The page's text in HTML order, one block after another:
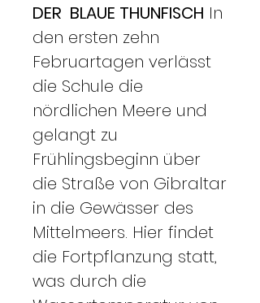
DER BLAUE THUNFISCH In
den ersten zehn
Februartagen verlässt
die Schule die
nördlichen Meere und
gelangt zu
Frühlingsbeginn über
die Straße von Gibraltar
in die Gewässer des
Mittelmeers. Hier findet
die Fortpflanzung statt,
was durch die